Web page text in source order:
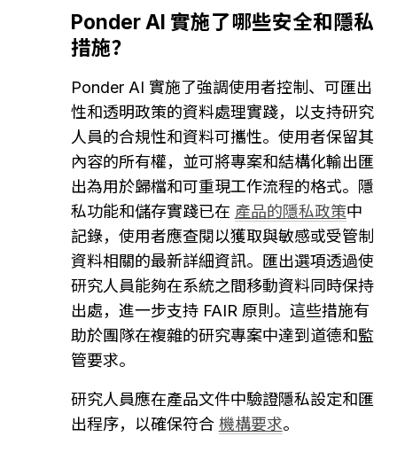
Ponder AI 實施了哪些安全和隱私
措施？
Ponder AI 實施了強調使用者控制、可匯出
性和透明政策的資料處理實踐，以支持研究
人員的合規性和資料可攜性。使用者保留其
內容的所有權，並可將專案和結構化輸出匯
出為用於歸檔和可重現工作流程的格式。隱
私功能和儲存實踐已在 產品的隱私政策中
記錄，使用者應查閱以獲取與敏感或受管制
資料相關的最新詳細資訊。匯出選項透過使
研究人員能夠在系統之間移動資料同時保持
出處，進一步支持 FAIR 原則。這些措施有
助於團隊在複雜的研究專案中達到道德和監
管要求。
研究人員應在產品文件中驗證隱私設定和匯
出程序，以確保符合 機構要求。